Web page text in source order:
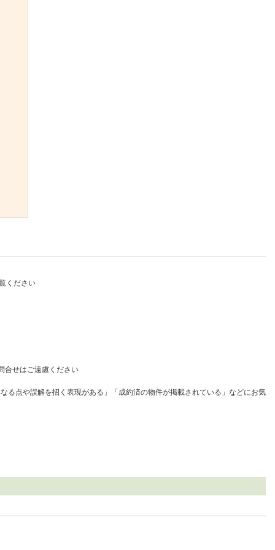
ください
合せはご遠慮ください
る点や誤解を招く表現がある」「成約済の物件が掲載されている」などにお気